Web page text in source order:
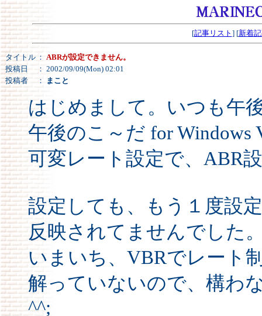
[記事リスト ] [新着
タイトル ： ABRが設定できません。
投稿日
： 2002/09/09(Mon) 02:01
投稿者
： まこと
はじめまして。いつも午
午後のこ～だ for Windows
可変レート設定で、ABR
設定しても、もう１度設
反映されてませんでした
いまいち、VBRでレート
解っていないので、構わ
^^;